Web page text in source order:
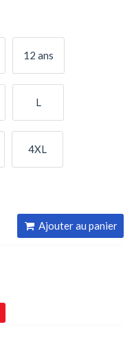
12 ans
L
4XL
Ajouter au panier